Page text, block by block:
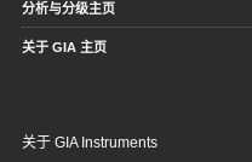
分析与分级主页
关于 GIA 主页
关于 GIA Instruments